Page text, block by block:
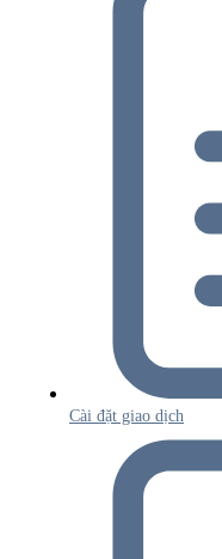
Cài đặt giao dịch